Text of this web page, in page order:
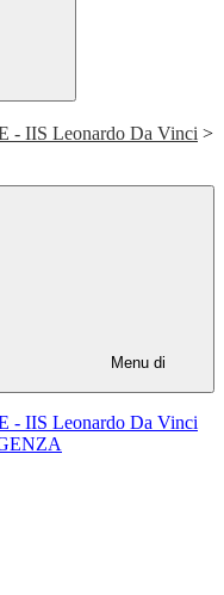
- IIS Leonardo Da Vinci >
Menu di
- IIS Leonardo Da Vinci